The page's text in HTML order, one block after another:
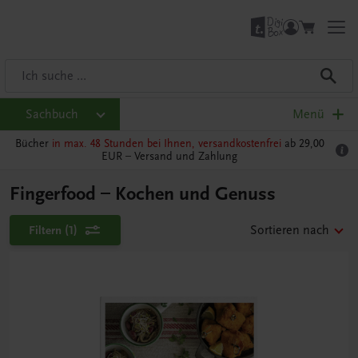
Sachbuch Menü
Bücher in max. 48 Stunden bei Ihnen, versandkostenfrei ab 29,00
EUR – Versand und Zahlung
Fingerfood – Kochen und Genuss
Filtern (1) Sortieren nach